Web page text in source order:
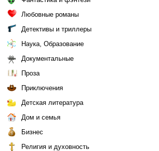
Любовные романы
Детективы и триллеры
Наука, Образование
Документальные
Проза
Приключения
Детская литература
Дом и семья
Бизнес
Религия и духовность